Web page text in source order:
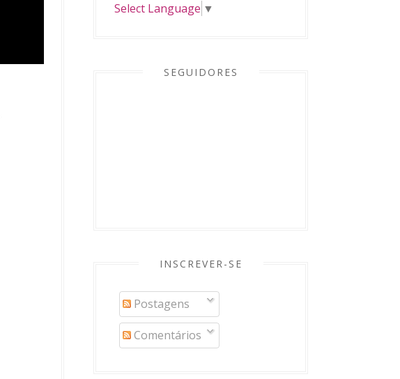
Select Language ▼
SEGUIDORES
INSCREVER-SE
Postagens
Comentários